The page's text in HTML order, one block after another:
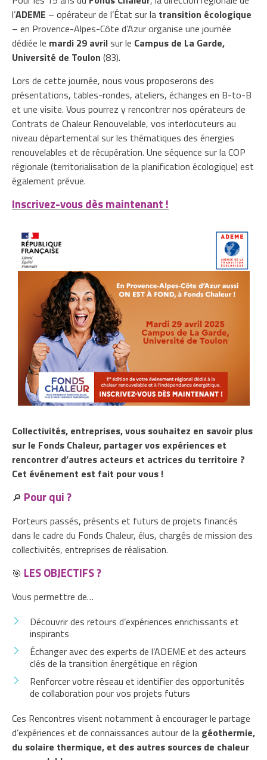
l’ADEME – opérateur de l’État sur la transition écologique
– en Provence-Alpes-Côte d’Azur organise une journée
dédiée le mardi 29 avrilsur le Campus de La Garde,
Université de Toulon (83).
Lors de cette journée, nous vous proposerons des
présentations, tables-rondes, ateliers, échanges en B-to-B
et une visite. Vous pourrez y rencontrer nos opérateurs de
Contrats de Chaleur Renouvelable, vos interlocuteurs au
niveau départemental sur les thématiques des énergies
renouvelables et de récupération. Une séquence sur la COP
régionale (territorialisation de la planification écologique) est
également prévue.
Inscrivez-vous dès maintenant !
Collectivités, entreprises, vous souhaitez en savoir plus
sur le Fonds Chaleur, partager vos expériences et
rencontrer d’autres acteurs et actrices du territoire ?
Cet événement est fait pour vous !
🔎 Pour qui ?
Porteurs passés, présents et futurs de projets financés
dans le cadre du Fonds Chaleur, élus, chargés de mission des
collectivités, entreprises de réalisation.
🎯 LES OBJECTIFS ?
Vous permettre de…
Découvrir des retours d’expériences enrichissants et
inspirants
Échanger avec des experts de l’ADEME et des acteurs
clés de la transition énergétique en région
Renforcer votre réseau et identifier des opportunités
de collaboration pour vos projets futurs
Ces Rencontres visent notamment à encourager le partage
d’expériences et de connaissances autour de la géothermie,
du solaire thermique, et des autres sources de chaleur